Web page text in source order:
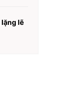
lẽ